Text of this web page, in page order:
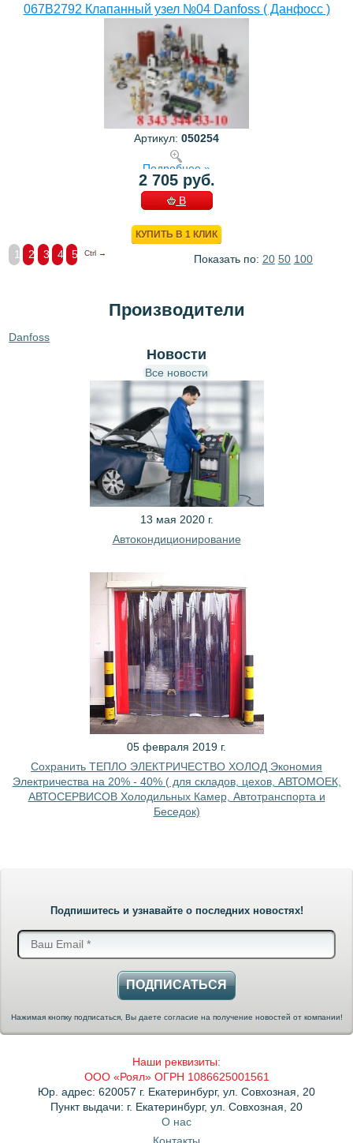
067B2792 Клапанный узел №04 Danfoss ( Данфосс )
Артикул: 050254
Подробнее »
2 705 руб.
В
КУПИТЬ В 1 КЛИК
1 2 3 4 5 Ctrl → Показать по: 20 50 100
Производители
Danfoss
Новости
Все новости
13 мая 2020 г.
Автокондиционирование
05 февраля 2019 г.
Сохранить ТЕПЛО ЭЛЕКТРИЧЕСТВО ХОЛОД Экономия
Электричества на 20% - 40% ( для складов, цехов, АВТОМОЕК,
АВТОСЕРВИСОВ Холодильных Камер, Автотранспорта и
Беседок)
Подпишитесь и узнавайте о последних новостях!
ПОДПИСАТЬСЯ
Нажимая кнопку подписаться, Вы даете согласие на получение новостей от компании!
Наши реквизиты:
ООО «Роял» ОГРН 1086625001561
Юр. адрес: 620057 г. Екатеринбург, ул. Совхозная, 20
Пункт выдачи: г. Екатеринбург, ул. Совхозная, 20
О нас
Контакты